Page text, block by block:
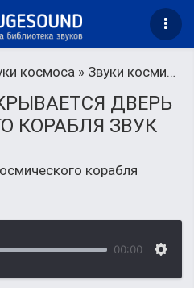
космоса » Звуки космического корабля
ДВЕРЬ
КОРАБЛЯ ЗВУК
корабля
00:00